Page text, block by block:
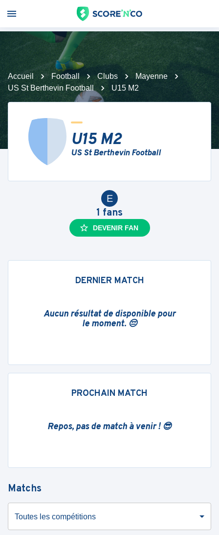
Accueil Football Clubs
Mayenne
US St Berthevin Football
U15 M2
U15 M2
US St Berthevin Football
E
1 fans
DEVENIR FAN
DERNIER MATCH
Aucun résultat de disponible pour
le moment. 😔
PROCHAIN MATCH
Repos, pas de match à venir ! 😎
Matchs
Toutes les compétitions